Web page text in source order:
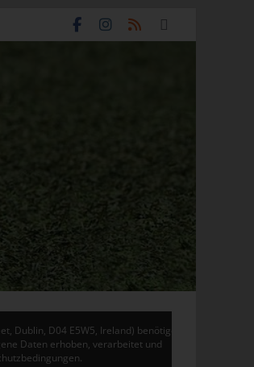
Dublin, D04 E5W5, Ireland) benötigen
Daten erhoben, verarbeitet und